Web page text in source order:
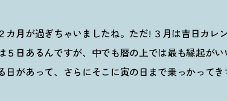
カ月が過ぎちゃいましたね。ただ! ３月は吉日カレ
５日あるんですが、中でも暦の上では最も縁起が
日があって、さらにそこに寅の日まで乗っかって